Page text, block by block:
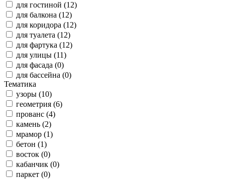
для гостиной (12)
для балкона (12)
для коридора (12)
для туалета (12)
для фартука (12)
для улицы (11)
для фасада (0)
для бассейна (0)
Тематика
узоры (10)
геометрия (6)
прованс (4)
камень (2)
мрамор (1)
бетон (1)
восток (0)
кабанчик (0)
паркет (0)